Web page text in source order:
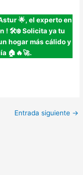
🌟, el experto en
!🛠️❄️ Solicita ya tu
hogar más cálido y
🏠🔥🚀.
Entrada siguiente →